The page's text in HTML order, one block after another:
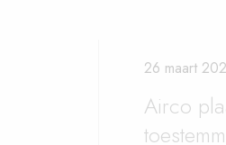
26 maart
Airco